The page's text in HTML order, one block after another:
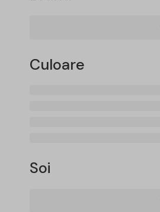
Culoare
Soi